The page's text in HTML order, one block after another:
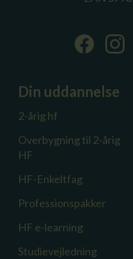
Din uddannelse
2-årig hf
Overbygning til 2-årig
HF
HF-Enkeltfag
Professionspakker
HF e-learning
Studievejledning